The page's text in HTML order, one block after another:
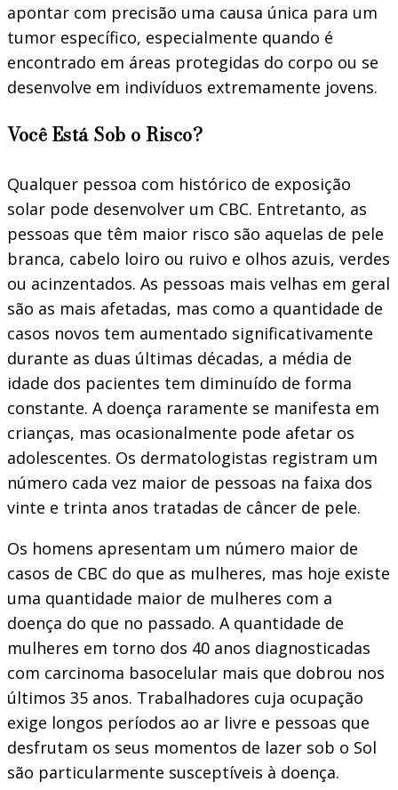
apontar com precisão uma causa única para um
tumor específico, especialmente quando é
encontrado em áreas protegidas do corpo ou se
desenvolve em indivíduos extremamente jovens.
Você Está Sob o Risco?
Qualquer pessoa com histórico de exposição
solar pode desenvolver um CBC. Entretanto, as
pessoas que têm maior risco são aquelas de pele
branca, cabelo loiro ou ruivo e olhos azuis, verdes
ou acinzentados. As pessoas mais velhas em geral
são as mais afetadas, mas como a quantidade de
casos novos tem aumentado significativamente
durante as duas últimas décadas, a média de
idade dos pacientes tem diminuído de forma
constante. A doença raramente se manifesta em
crianças, mas ocasionalmente pode afetar os
adolescentes. Os dermatologistas registram um
número cada vez maior de pessoas na faixa dos
vinte e trinta anos tratadas de câncer de pele.
Os homens apresentam um número maior de
casos de CBC do que as mulheres, mas hoje existe
uma quantidade maior de mulheres com a
doença do que no passado. A quantidade de
mulheres em torno dos 40 anos diagnosticadas
com carcinoma basocelular mais que dobrou nos
últimos 35 anos. Trabalhadores cuja ocupação
exige longos períodos ao ar livre e pessoas que
desfrutam os seus momentos de lazer sob o Sol
são particularmente susceptíveis à doença.